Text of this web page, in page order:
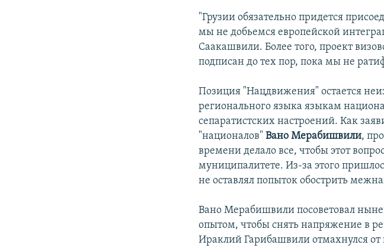
"Грузии обязательно придется
мы не добьемся европейской
Саакашвили. Более того, проект
подписан до тех пор, пока мы не
Позиция "Нацдвижения" остается
регионального языка языкам
сепаратистских настроений. Как
"националов"Вано Мерабишвили,
времени делало все, чтобы этот
муниципалитете. Из-за этого
не оставлял попыток обострить
Вано Мерабишвили посоветовал
опытом, чтобы снять напряжение в
Ираклий Гарибашвили отмахнулся